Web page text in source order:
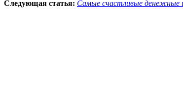
Следующая статья: Самые счастливые денежные